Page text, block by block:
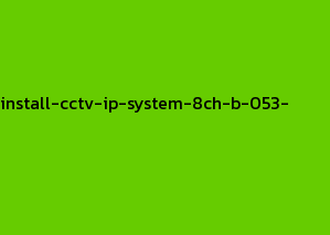
install-cctv-ip-system-8ch-b-053-